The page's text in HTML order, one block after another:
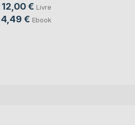
12,00 € Livre
4,49 € Ebook